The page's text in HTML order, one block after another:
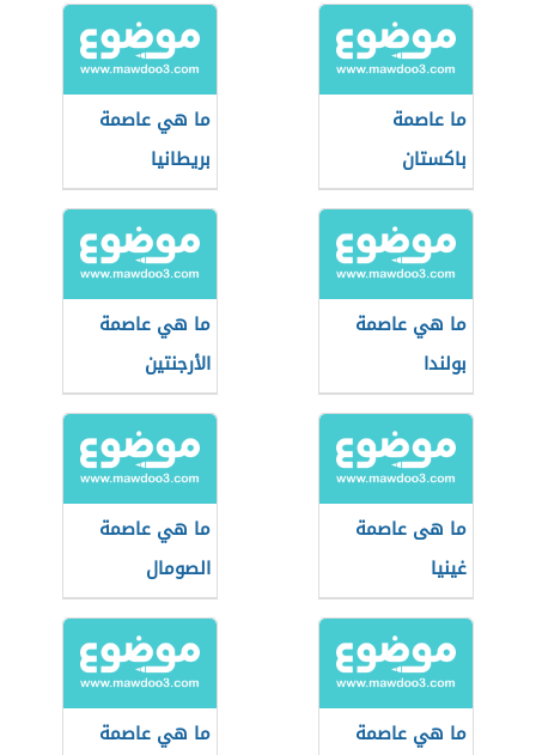
ما عاصمة
باكستان
ما هي عاصمة
بريطانيا
ما هي عاصمة
بولندا
ما هي عاصمة
الأرجنتين
ما هى عاصمة
غينيا
ما هي عاصمة
الصومال
ما هي عاصمة
ما هي عاصمة